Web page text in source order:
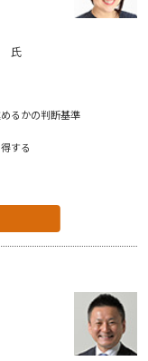
氏
るかの判断基準
する